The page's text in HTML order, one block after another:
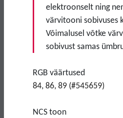
elektroonselt ning
värvitooni sobivuses
Võimalusel võtke
sobivust samas
RGB väärtused
84, 86, 89 (#545659)
NCS toon